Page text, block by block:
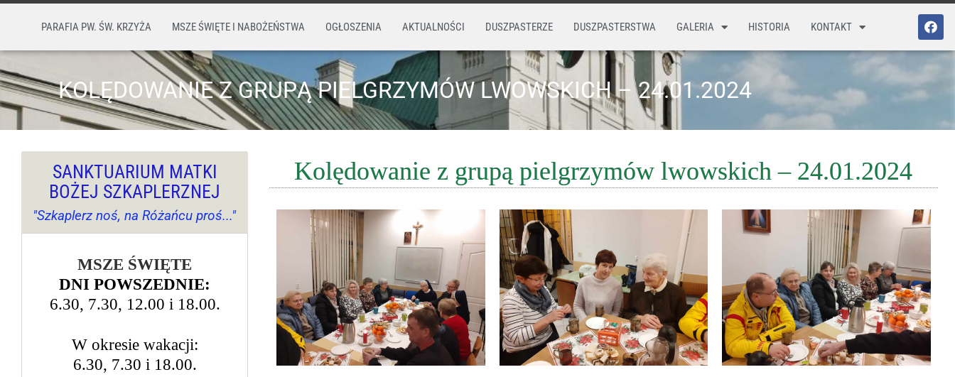
PARAFIA PW. ŚW. KRZYŻA MSZE ŚWIĘTE I NABOŻEŃSTWA OGŁOSZENIA AKTUALNOŚCI DUSZPASTERZE DUSZPASTERSTWA GALERIA HISTORIA KONTAKT
KOLĘDOWANIE Z GRUPĄ PIELGRZYMÓW LWOWSKICH – 24.01.2024
SANKTUARIUM MATKI
BOŻEJ SZKAPLERZNEJ
"Szkaplerz noś, na Różańcu proś..."
MSZE ŚWIĘTE
DNI POWSZEDNIE:
6.30, 7.30, 12.00 i 18.00.
W okresie wakacji:
6.30, 7.30 i 18.00.
Kolędowanie z grupą pielgrzymów lwowskich – 24.01.2024